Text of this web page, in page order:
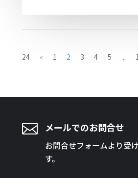
24
« 1 2 3 4 5 ...
 メールでのお問合せ
お問合せフォームより受
す。